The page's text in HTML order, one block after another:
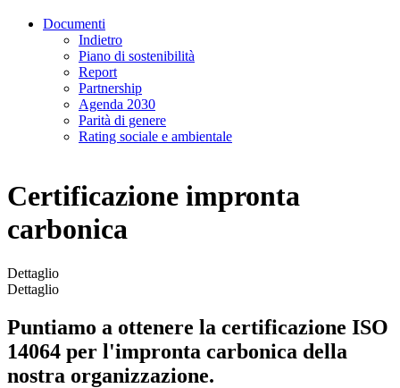
Documenti
Indietro
Piano di sostenibilità
Report
Partnership
Agenda 2030
Parità di genere
Rating sociale e ambientale
Certificazione impronta
carbonica
Dettaglio
Dettaglio
Puntiamo a ottenere la certificazione ISO
14064 per l'impronta carbonica della
nostra organizzazione.